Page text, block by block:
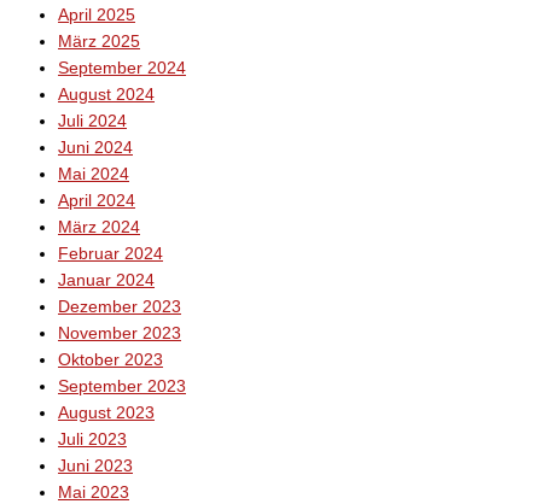
April 2025
März 2025
September 2024
August 2024
Juli 2024
Juni 2024
Mai 2024
April 2024
März 2024
Februar 2024
Januar 2024
Dezember 2023
November 2023
Oktober 2023
September 2023
August 2023
Juli 2023
Juni 2023
Mai 2023